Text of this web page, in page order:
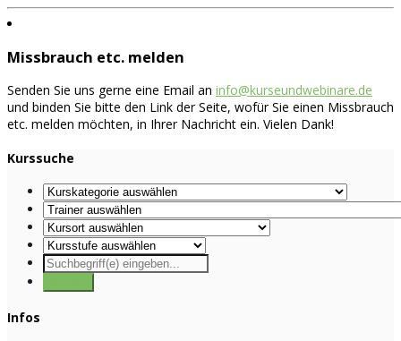
Missbrauch etc. melden
Senden Sie uns gerne eine Email an info@kurseundwebinare.de
und binden Sie bitte den Link der Seite, wofür Sie einen Missbrauch
etc. melden möchten, in Ihrer Nachricht ein. Vielen Dank!
Kurssuche
Infos